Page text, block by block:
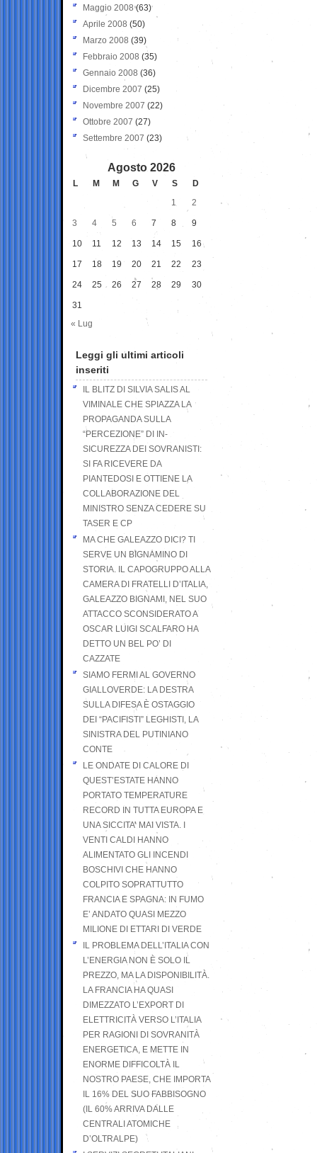
Maggio 2008(63)
Aprile 2008 (50)
Marzo 2008 (39)
Febbraio 2008 (35)
Gennaio 2008 (36)
Dicembre 2007 (25)
Novembre 2007 (22)
Ottobre 2007 (27)
Settembre 2007 (23)
Agosto 2026
L M M G V S
D
1
2
3 4 5 6 7 8 9
10 11 12 13 14 15 16
17 18 19 20 21 22 23
24 25 26 27 28 29 30
31
« Lug
Leggi gli ultimi articoli
inseriti
IL BLITZ DI SILVIA SALIS AL
VIMINALE CHE SPIAZZA LA
PROPAGANDA SULLA
“PERCEZIONE” DI IN-
SICUREZZA DEI SOVRANISTI:
SI FA RICEVERE DA
PIANTEDOSI E OTTIENE LA
COLLABORAZIONE DEL
MINISTRO SENZA CEDERE SU
TASER E CP
MA CHE GALEAZZO DICI? TI
SERVE UN BIGNAMINO DI
STORIA. IL CAPOGRUPPO ALLA
CAMERA DI FRATELLI D’ITALIA,
GALEAZZO BIGNAMI, NEL SUO
ATTACCO SCONSIDERATO A
OSCAR LUIGI SCALFARO HA
DETTO UN BEL PO’ DI
CAZZATE
SIAMO FERMI AL GOVERNO
GIALLOVERDE: LA DESTRA
SULLA DIFESA È OSTAGGIO
DEI “PACIFISTI” LEGHISTI, LA
SINISTRA DEL PUTINIANO
CONTE
LE ONDATE DI CALORE DI
QUEST’ESTATE HANNO
PORTATO TEMPERATURE
RECORD IN TUTTA EUROPA E
UNA SICCITA’ MAI VISTA. I
VENTI CALDI HANNO
ALIMENTATO GLI INCENDI
BOSCHIVI CHE HANNO
COLPITO SOPRATTUTTO
FRANCIA E SPAGNA: IN FUMO
E’ ANDATO QUASI MEZZO
MILIONE DI ETTARI DI VERDE
IL PROBLEMA DELL’ITALIA CON
L’ENERGIA NON È SOLO IL
PREZZO, MA LA DISPONIBILITÀ.
LA FRANCIA HA QUASI
DIMEZZATO L’EXPORT DI
ELETTRICITÀ VERSO L’ITALIA
PER RAGIONI DI SOVRANITÀ
ENERGETICA, E METTE IN
ENORME DIFFICOLTÀ IL
NOSTRO PAESE, CHE IMPORTA
IL 16% DEL SUO FABBISOGNO
(IL 60% ARRIVA DALLE
CENTRALI ATOMICHE
D’OLTRALPE)